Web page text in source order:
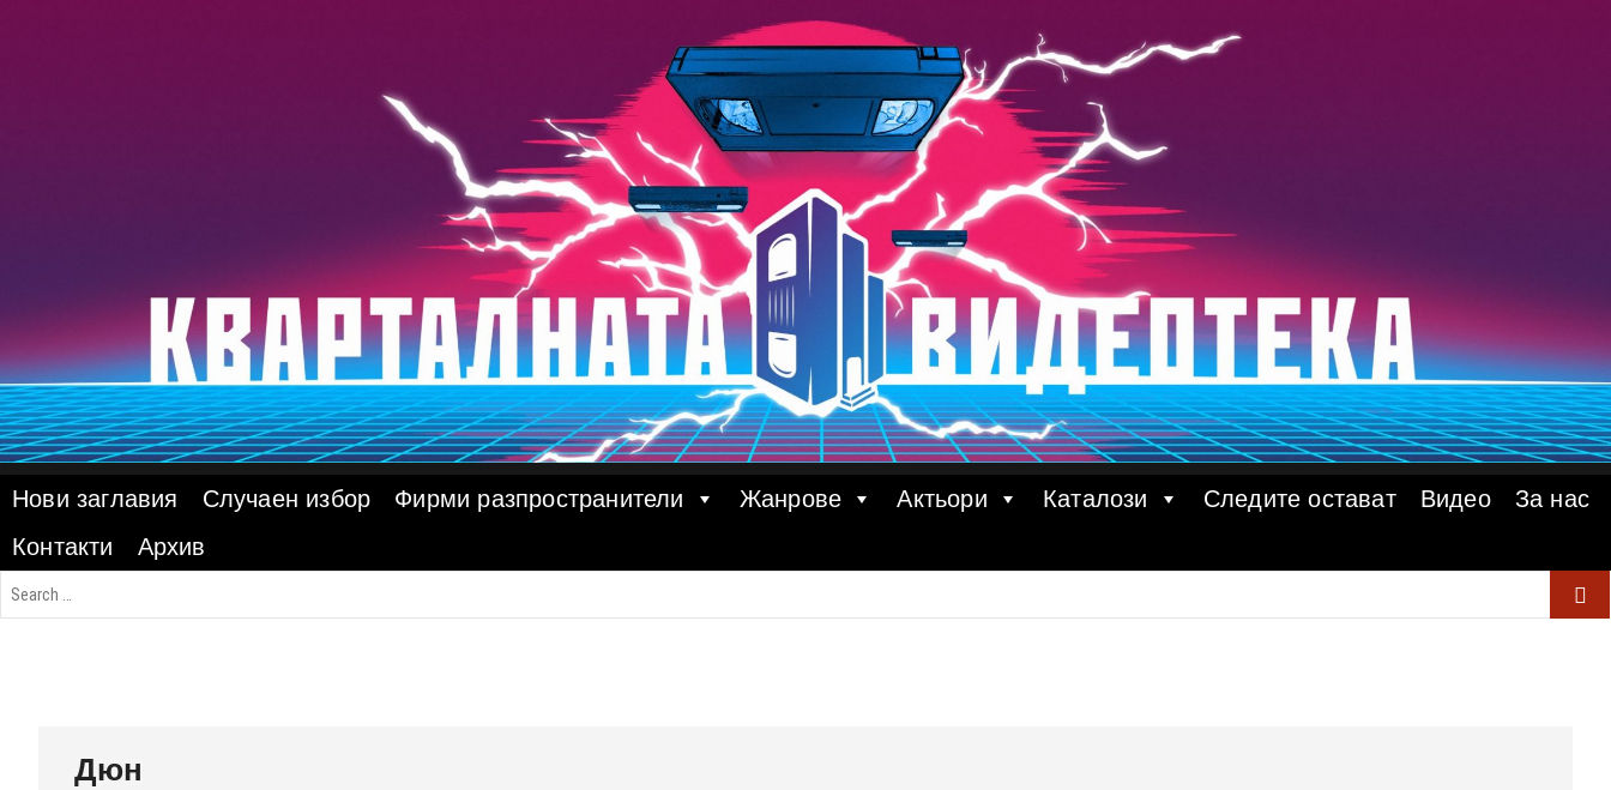
Нови заглавия Случаен избор Фирми разпространители Жанрове Актьори Каталози Следите остават Видео
За нас
Контакти
Архив
Дюн